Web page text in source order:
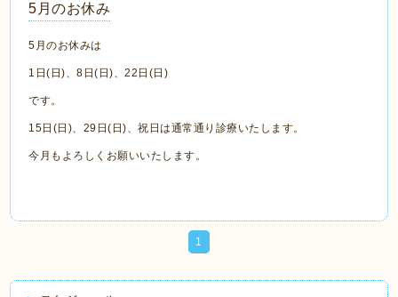
5月のお休み
5月のお休みは
1日(日)、8日(日)、22日(日)
です。
15日(日)、29日(日)、祝日は通常通り診療いたします。
今月もよろしくお願いいたします。
1